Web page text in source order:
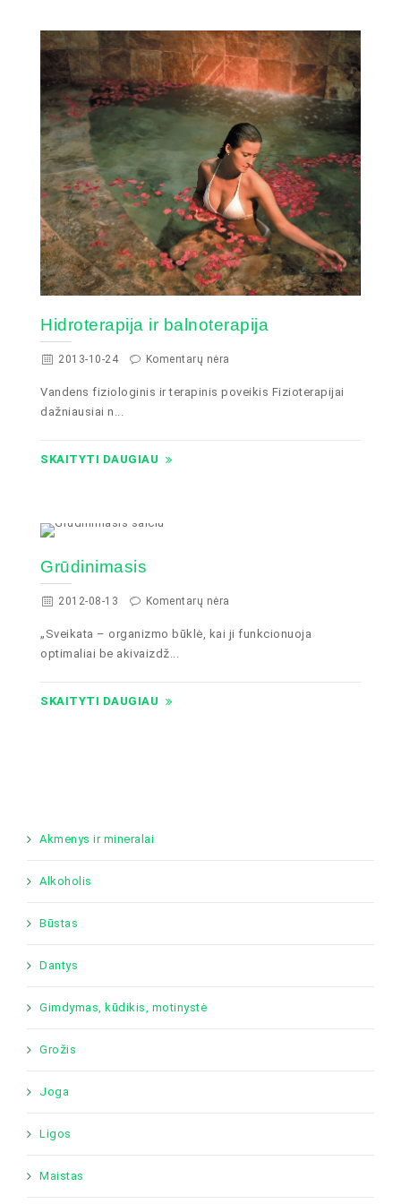
Hidroterapija ir balnoterapija
2013-10-24 Komentarų nėra
Vandens fiziologinis ir terapinis poveikis Fizioterapijai
dažniausiai n...
SKAITYTI DAUGIAU
Grūdinimasis
2012-08-13 Komentarų nėra
„Sveikata – organizmo būklė, kai ji funkcionuoja
optimaliai be akivaizdž...
SKAITYTI DAUGIAU
Akmenys ir mineralai
Alkoholis
Būstas
Dantys
Gimdymas, kūdikis, motinystė
Grožis
Joga
Ligos
Maistas